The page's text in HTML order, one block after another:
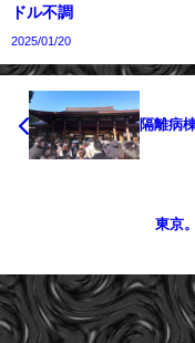
ドル不調
2025/01/20
隔離病
東京